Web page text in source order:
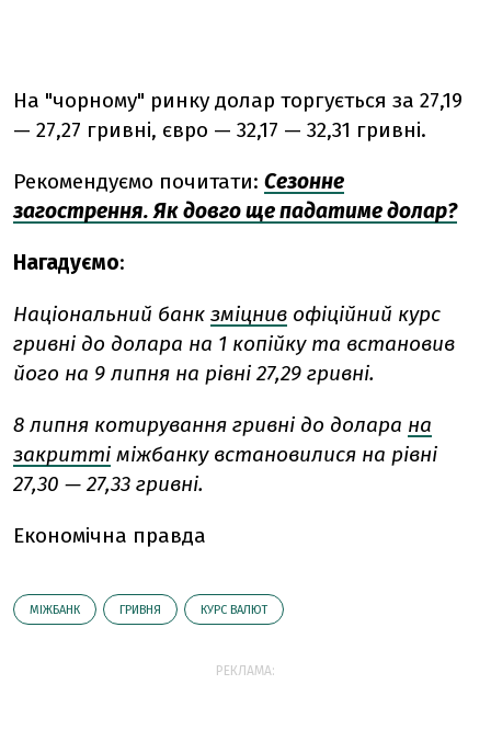
На "чорному" ринку долар торгується за 27,19
— 27,27 гривні, євро — 32,17 — 32,31 гривні.
Рекомендуємо почитати: Сезонне
загострення. Як довго ще падатиме долар?
Нагадуємо:
Національний банк зміцнив офіційний курс
гривні до долара на 1 копійку та встановив
його на 9 липня на рівні 27,29 гривні.
8 липня котирування гривні до долара на
закритті міжбанку встановилися на рівні
27,30 — 27,33 гривні.
Економічна правда
МІЖБАНК ГРИВНЯ КУРС ВАЛЮТ
РЕКЛАМА: